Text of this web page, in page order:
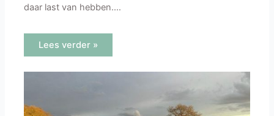
daar last van hebben.…
Lees verder »